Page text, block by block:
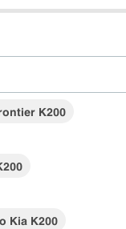
K200
Kia K200